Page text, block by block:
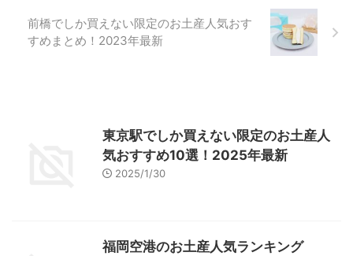
前橋でしか買えない限定のお土産人気おす
すめまとめ！2023年最新
東京駅でしか買えない限定のお土産人
気おすすめ10選！2025年最新
2025/1/30
福岡空港のお土産人気ランキング